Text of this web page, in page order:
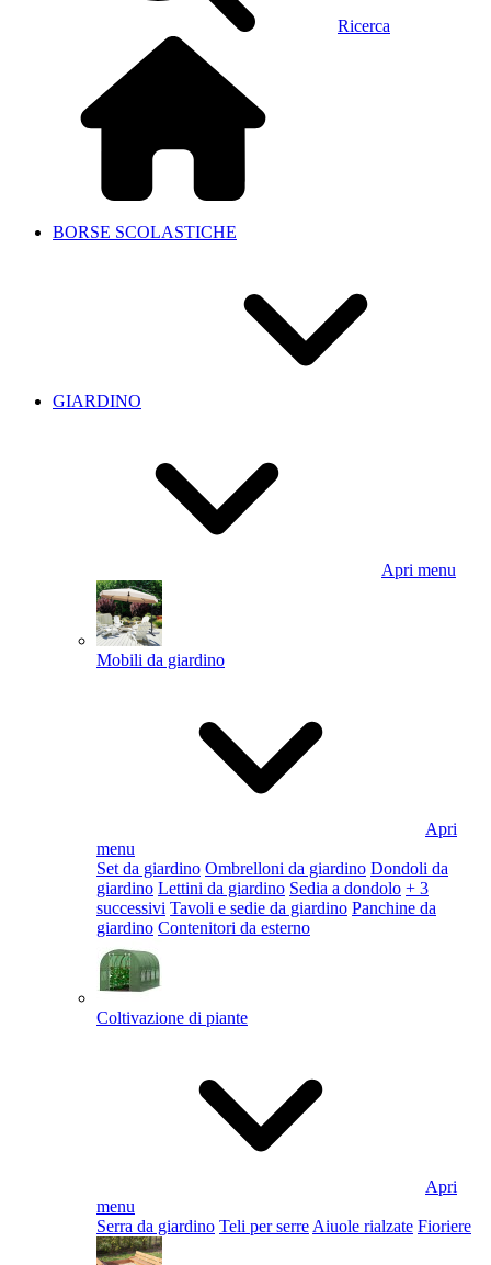
Ricerca
BORSE SCOLASTICHE
GIARDINO
Apri menu
Mobili da giardino
Apri
menu
Set da giardino Ombrelloni da giardino Dondoli da
giardino Lettini da giardino Sedia a dondolo + 3
successivi Tavoli e sedie da giardino Panchine da
giardino Contenitori da esterno
Coltivazione di piante
Apri
menu
Serra da giardino Teli per serre Aiuole rialzate Fioriere